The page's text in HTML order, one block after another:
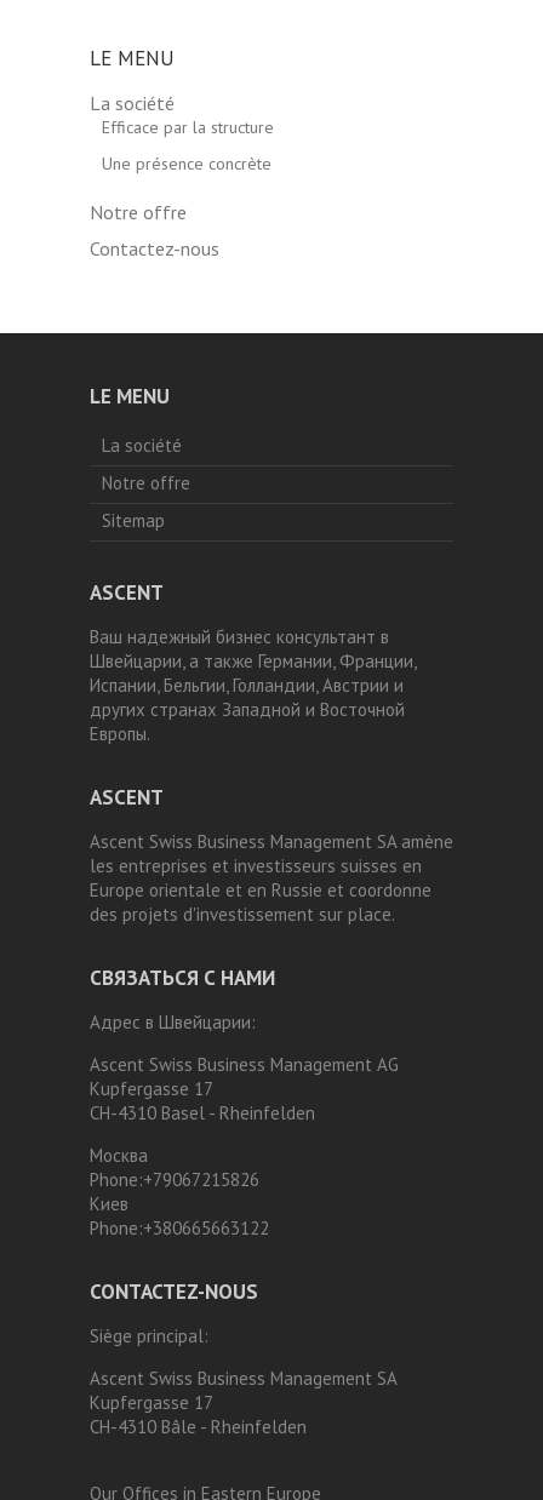
LE MENU
La société
Efficace par la structure
Une présence concrète
Notre offre
Contactez-nous
LE MENU
La société
Notre offre
Sitemap
ASCENT
Ваш надежный бизнес консультант в
Швейцарии, а также Германии, Франции,
Испании, Бельгии, Голландии, Австрии и
других странах Западной и Восточной
Европы.
ASCENT
Ascent Swiss Business Management SA amène
les entreprises et investisseurs suisses en
Europe orientale et en Russie et coordonne
des projets d'investissement sur place.
СВЯЗАТЬСЯ С НАМИ
Адрес в Швейцарии:
Ascent Swiss Business Management AG
Kupfergasse 17
CH-4310 Basel - Rheinfelden
Москва
Phone:+79067215826
Киев
Phone:+380665663122
CONTACTEZ-NOUS
Siège principal:
Ascent Swiss Business Management SA
Kupfergasse 17
CH-4310 Bâle - Rheinfelden
Our Offices in Eastern Europe